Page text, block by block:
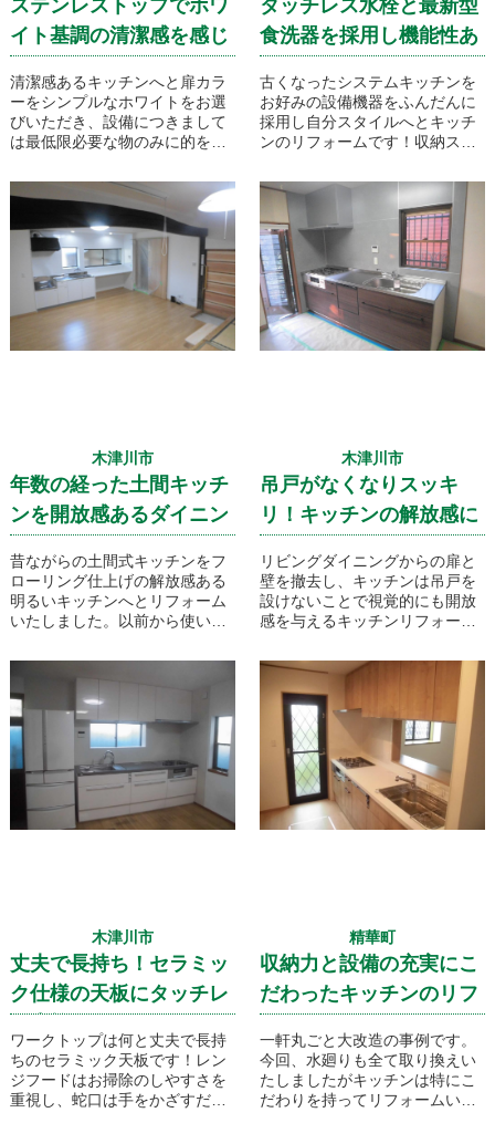
ステンレストップでホワ
イト基調の清潔感を感じ
ム！
清潔感あるキッチンへと扉カラ
ーをシンプルなホワイトをお選
びいただき、設備につきまして
は最低限必要な物のみに的を絞
ムが実現しました！
タッチレス水栓と最新型
食洗器を採用し機能性あ
ム！
古くなったシステムキッチンを
お好みの設備機器をふんだんに
採用し自分スタイルへとキッチ
ンのリフォームです！収納スペ
ンへと生まれ変わりました！
木津川市
年数の経った土間キッチ
ンを開放感あるダイニン
ムです！
昔ながらの土間式キッチンをフ
ローリング仕上げの解放感ある
明るいキッチンへとリフォーム
いたしました。以前から使い慣
てシステムキッチンを採用せず
従来からのセパレートタイプの
キッチンとしました。流し台横
には家電スペースを設け下部は
将来的な収納を考慮したフリー
なスペースで仕上げました！
木津川市
吊戸がなくなりスッキ
リ！キッチンの解放感に
ォームです
リビングダイニングからの扉と
壁を撤去し、キッチンは吊戸を
設けないことで視覚的にも開放
感を与えるキッチンリフォーム
木津川市
丈夫で長持ち！セラミッ
ク仕様の天板にタッチレ
様！
ワークトップは何と丈夫で長持
ちのセラミック天板です！レン
ジフードはお掃除のしやすさを
重視し、蛇口は手をかざすだけ
精華町
収納力と設備の充実にこ
だわったキッチンのリフ
一軒丸ごと大改造の事例です。
今回、水廻りも全て取り換えい
たしましたがキッチンは特にこ
だわりを持ってリフォームいた